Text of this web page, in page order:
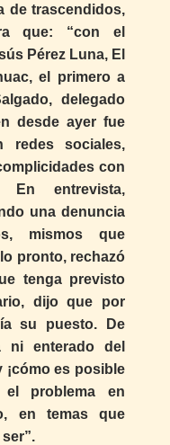
de trascendidos,
que: “con el
Pérez Luna, El
el primero a
delegado
desde ayer fue
redes sociales,
con
En entrevista,
una denuncia
mismos que
pronto, rechazó
tenga previsto
dijo que por
su puesto. De
ni enterado del
¡cómo es posible
problema en
en temas que